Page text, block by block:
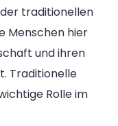
traditionellen
Menschen hier
und ihren
Traditionelle
Rolle im